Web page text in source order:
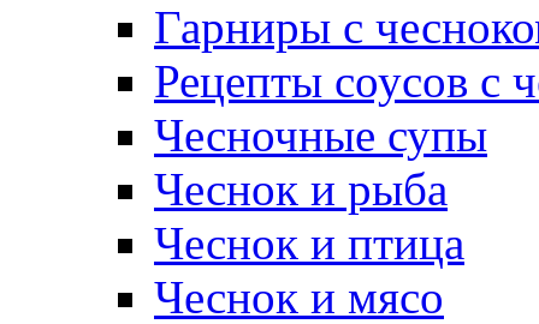
Гарниры с
Рецепты соусов с
Чесночные супы
Чеснок и рыба
Чеснок и птица
Чеснок и мясо